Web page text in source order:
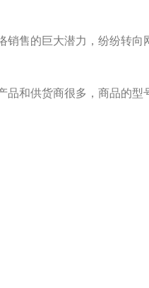
售的巨大潜力，纷纷转向
和供货商很多，商品的型